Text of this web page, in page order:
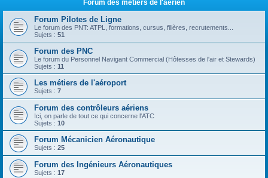
Forum des métiers de l'aérien
Forum Pilotes de Ligne
Le forum des PNT: ATPL, formations, cursus, filières, recrutements...
Sujets : 51
Forum des PNC
Le forum du Personnel Navigant Commercial (Hôtesses de l'air et Stewards)
Sujets : 11
Les métiers de l'aéroport
Sujets : 7
Forum des contrôleurs aériens
Ici, on parle de tout ce qui concerne l'ATC
Sujets : 10
Forum Mécanicien Aéronautique
Sujets : 25
Forum des Ingénieurs Aéronautiques
Sujets : 17